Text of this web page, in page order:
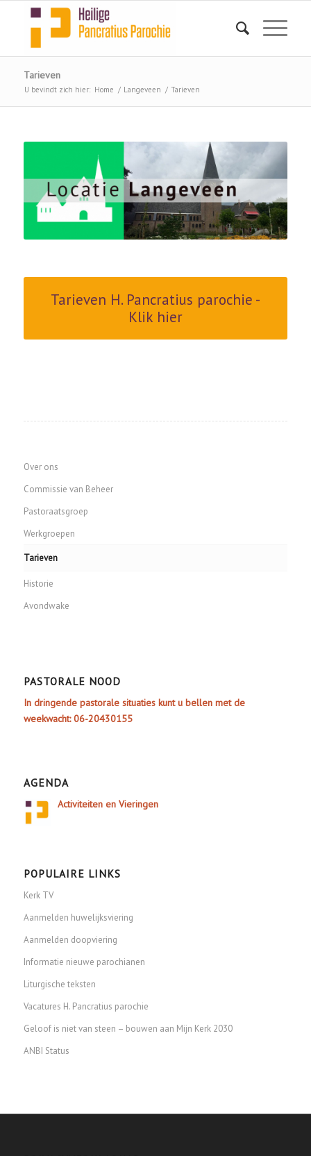
Tarieven
U bevindt zich hier: Home / Langeveen / Tarieven
Tarieven H. Pancratius parochie -
Klik hier
Over ons
Commissie van Beheer
Pastoraatsgroep
Werkgroepen
Tarieven
Historie
Avondwake
PASTORALE NOOD
In dringende pastorale situaties kunt u bellen met de
weekwacht: 06-20430155
AGENDA
Activiteiten en Vieringen
POPULAIRE LINKS
Kerk TV
Aanmelden huwelijksviering
Aanmelden doopviering
Informatie nieuwe parochianen
Liturgische teksten
Vacatures H. Pancratius parochie
Geloof is niet van steen – bouwen aan Mijn Kerk 2030
ANBI Status